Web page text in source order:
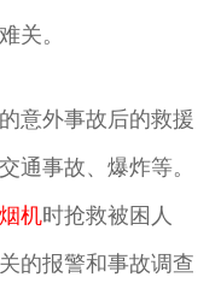
关。
意外事故后的救援
通事故、爆炸等。
机时抢救被困人
的报警和事故调查